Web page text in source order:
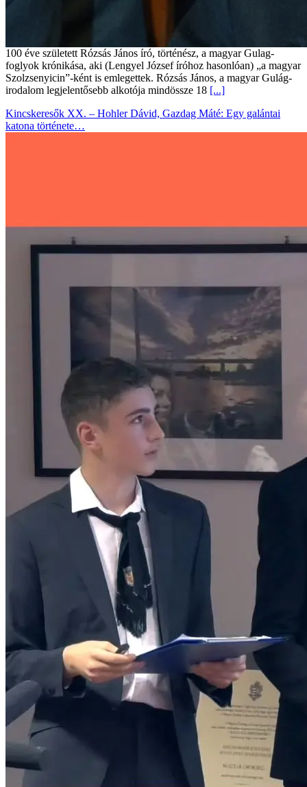
100 éve született Rózsás János író, történész, a magyar Gulag-
foglyok krónikása, aki (Lengyel József íróhoz hasonlóan) „a magyar
Szolzsenyicin”-ként is emlegettek. Rózsás János, a magyar Gulág-
irodalom legjelentősebb alkotója mindössze 18 [...]
Kincskeresők XX. – Hohler Dávid, Gazdag Máté: Egy galántai
katona története…